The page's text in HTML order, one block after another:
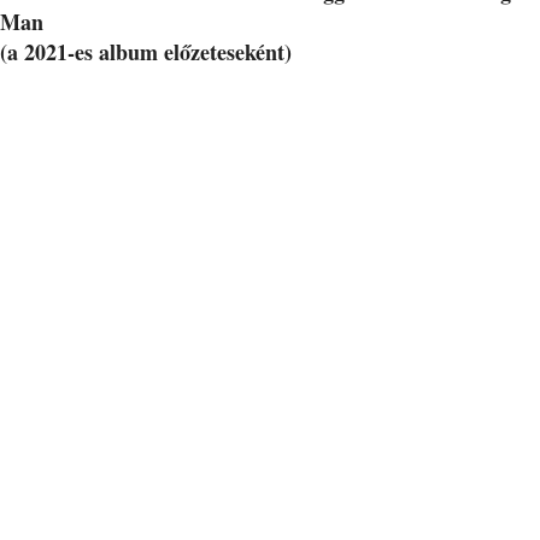
Man
(a 2021-es album előzeteseként)